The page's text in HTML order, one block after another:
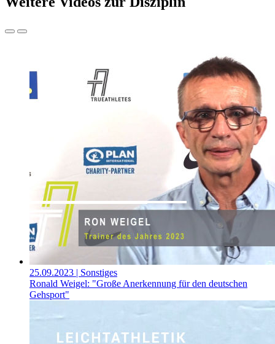
25.09.2023 | Sonstiges
Ronald Weigel: "Große Anerkennung für den deutschen
Gehsport"